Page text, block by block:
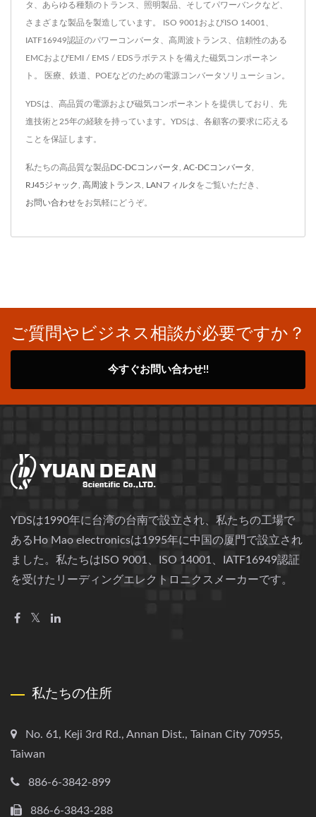
します。ご協力を楽しみに
しています！
に3年の保証が付いていま
す。 OEM/ODMの要件は
歓迎します。ご協力を楽し
タ、あらゆる種類のトランス、照明製品、そしてパワーバンクなど、
さまざまな製品を製造しています。 ISO 9001およびISO 14001、
IATF16949認証のパワーコンバータ、高周波トランス、信頼性のある
EMCおよびEMI / EMS / EDSラボテストを備えた磁気コンポーネン
ト。 医療、鉄道、POEなどのための電源コンバータソリューション。
YDSは、高品質の電源および磁気コンポーネントを提供しており、先
進技術と25年の経験を持っています。YDSは、各顧客の要求に応える
ことを保証します。
私たちの高品質な製品DC-DCコンバータ AC-DCコンバータ
RJ45ジャック 高周波トランス LANフィルタ をご覧いただき、
お問い合わせをお気軽にどうぞ。
ご質問やビジネス相談が必要ですか？
今すぐお問い合わせ!!
YDSは1990年に台湾の台南で設立され、私たちの工場で
あるHo Mao electronicsは1995年に中国の厦門で設立され
ました。私たちはISO 9001、ISO 14001、IATF16949認証
を受けたリーディングエレクトロニクスメーカーです。
私たちの住所
No. 61, Keji 3rd Rd., Annan Dist., Tainan City 70955,
Taiwan
886-6-3842-899
886-6-3843-288